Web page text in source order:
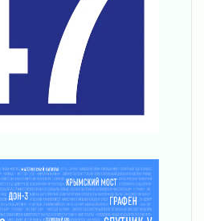
производительность
объединений
закроют на два
пространства